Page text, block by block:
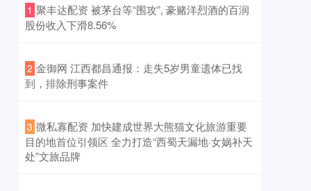
1 ​聚丰达配资 被茅台等“围攻”, 豪赌洋烈酒的百润
股份收入下滑8.56%
2 ​金御网 江西都昌通报：走失5岁男童遗体已找
到，排除刑事案件
3 ​微私寡配资 加快建成世界大熊猫文化旅游重要
目的地首位引领区 全力打造“西蜀天漏地·女娲补天
处”文旅品牌